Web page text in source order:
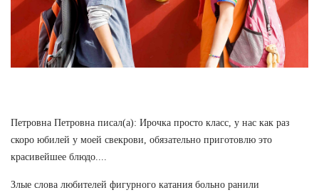
Петровна Петровна писал(а): Ирочка просто класс, у нас как раз
скоро юбилей у моей свекрови, обязательно приготовлю это
красивейшее блюдо....
Злые слова любителей фигурного катания больно ранили